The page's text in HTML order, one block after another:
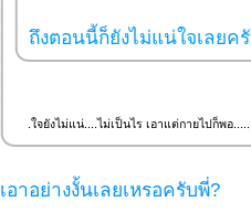
ถึงตอนนี้ก็ยังไม่แน่ใจเลยค
.ใจยังไม่แน่....ไม่เป็นไร เอาแต่กายไปก็พอ
เอาอย่างงั้นเลยเหรอครับพี่?